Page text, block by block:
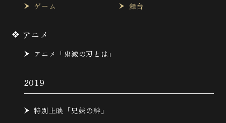
ゲーム
舞台
アニメ
アニメ「鬼滅の刃とは」
2019
特別上映「兄妹の絆」